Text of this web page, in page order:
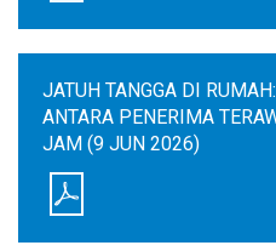
JATUH TANGGA DI
ANTARA PENERIMA
JAM (9 JUN 2026)